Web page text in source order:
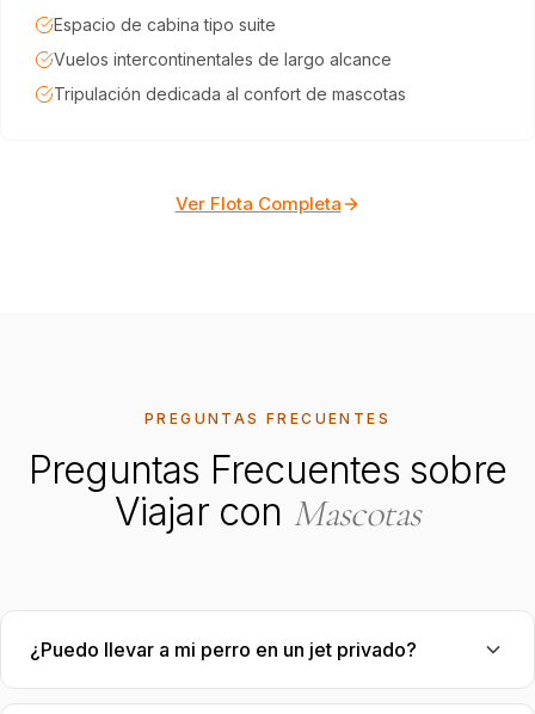
Espacio de cabina tipo suite
Vuelos intercontinentales de largo alcance
Tripulación dedicada al confort de mascotas
Ver Flota Completa
PREGUNTAS FRECUENTES
Preguntas Frecuentes sobre
Viajar con Mascotas
¿Puedo llevar a mi perro en un jet privado?